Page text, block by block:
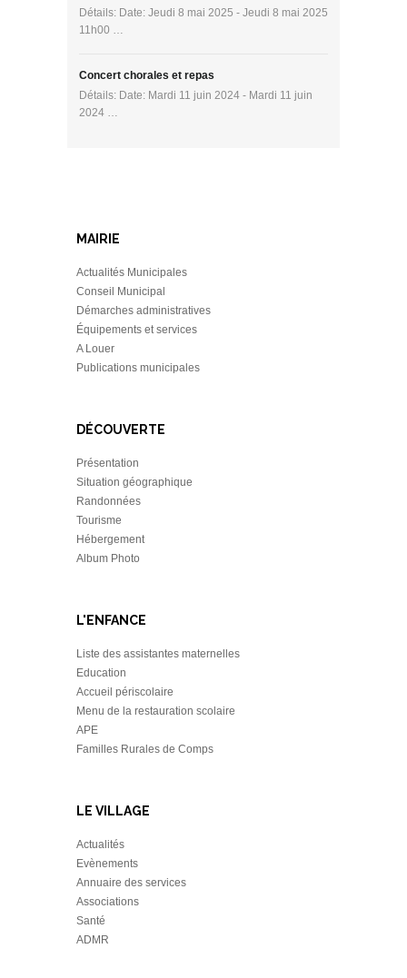
Détails: Date: Jeudi 8 mai 2025 - Jeudi 8 mai 2025
11h00 …
Concert chorales et repas
Détails: Date: Mardi 11 juin 2024 - Mardi 11 juin
2024 …
MAIRIE
Actualités Municipales
Conseil Municipal
Démarches administratives
Équipements et services
A Louer
Publications municipales
DÉCOUVERTE
Présentation
Situation géographique
Randonnées
Tourisme
Hébergement
Album Photo
L'ENFANCE
Liste des assistantes maternelles
Education
Accueil périscolaire
Menu de la restauration scolaire
APE
Familles Rurales de Comps
LE VILLAGE
Actualités
Evènements
Annuaire des services
Associations
Santé
ADMR